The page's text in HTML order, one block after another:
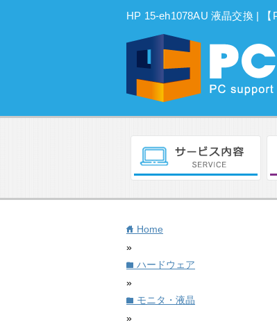
HP 15-eh1078AU 液晶交換 |
home Home
»
folder ハードウェア
»
folder モニタ・液晶
»